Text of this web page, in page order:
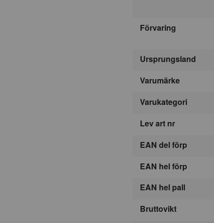
Förvaring
Ursprungsland
Varumärke
Varukategori
Lev art nr
EAN del förp
EAN hel förp
EAN hel pall
Bruttovikt